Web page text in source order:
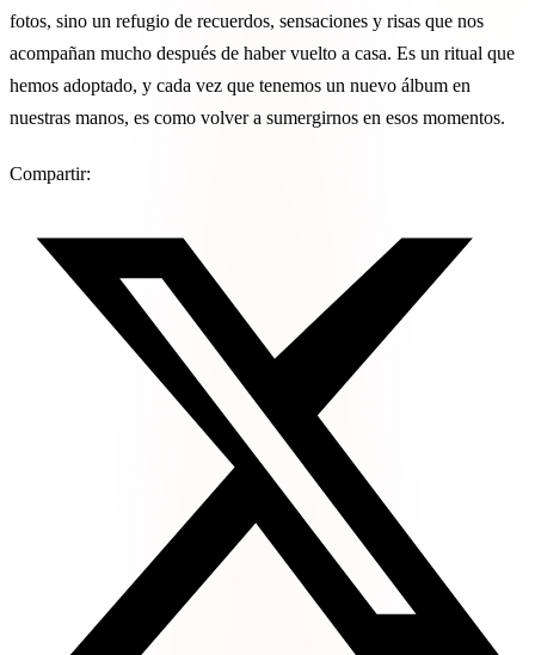
fotos, sino un refugio de recuerdos, sensaciones y risas que nos
acompañan mucho después de haber vuelto a casa. Es un ritual que
hemos adoptado, y cada vez que tenemos un nuevo álbum en
nuestras manos, es como volver a sumergirnos en esos momentos.
Compartir: